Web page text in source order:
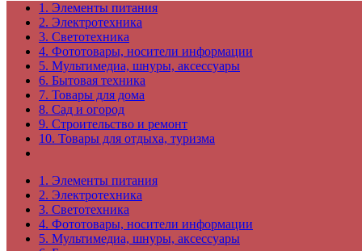
1. Элементы питания
2. Электротехника
3. Светотехника
4. Фототовары, носители информации
5. Мультимедиа, шнуры, аксессуары
6. Бытовая техника
7. Товары для дома
8. Сад и огород
9. Строительство и ремонт
10. Товары для отдыха, туризма
1. Элементы питания
2. Электротехника
3. Светотехника
4. Фототовары, носители информации
5. Мультимедиа, шнуры, аксессуары